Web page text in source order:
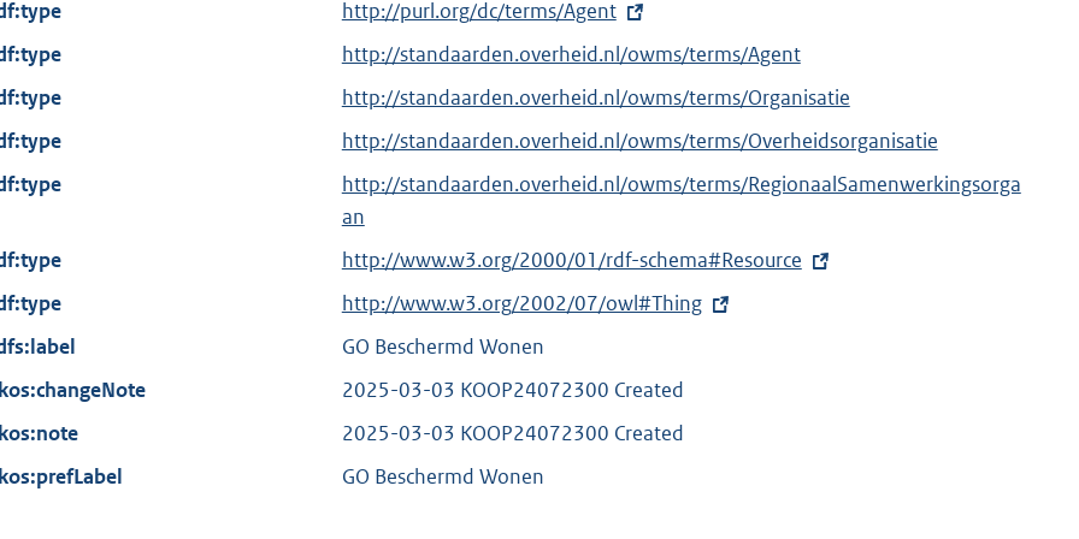
E
x
e
r
n
i
n
k
http://purl.org/dc/terms/Agent
http://standaarden.overheid.nl/owms/terms/Agent
http://standaarden.overheid.nl/owms/terms/Organisatie
http://standaarden.overheid.nl/owms/terms/Overheidsorganisatie
http://standaarden.overheid.nl/owms/terms/RegionaalSamenwerkingsorga
an
E
x
e
r
n
l
http://www.w3.org/2000/01/rdf-schema#Resource
E
x
e
r
n
http://www.w3.org/2002/07/owl#Thing
GO Beschermd Wonen
2025-03-03 KOOP24072300 Created
2025-03-03 KOOP24072300 Created
GO Beschermd Wonen